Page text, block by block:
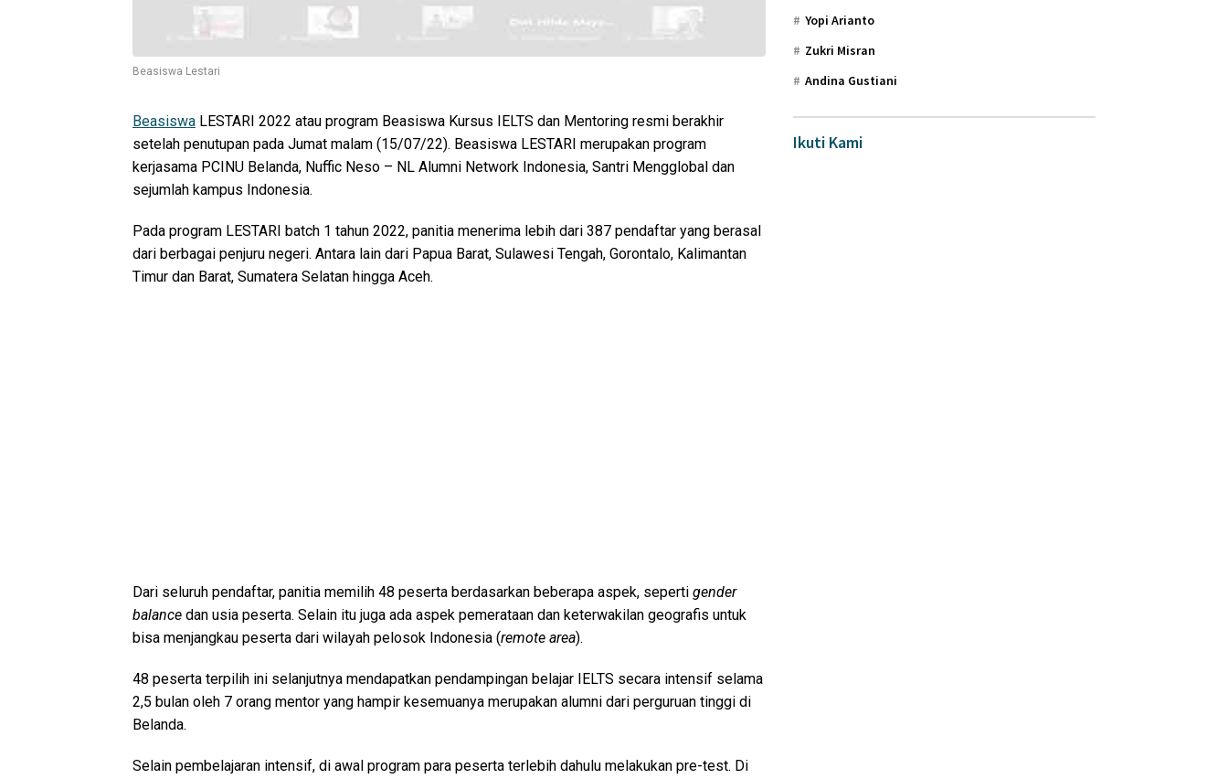
Beasiswa Lestari
Beasiswa LESTARI 2022 atau program Beasiswa Kursus IELTS dan Mentoring resmi berakhir
setelah penutupan pada Jumat malam (15/07/22). Beasiswa LESTARI merupakan program
kerjasama PCINU Belanda, Nuffic Neso – NL Alumni Network Indonesia, Santri Mengglobal dan
sejumlah kampus Indonesia.
Pada program LESTARI batch 1 tahun 2022, panitia menerima lebih dari 387 pendaftar yang berasal
dari berbagai penjuru negeri. Antara lain dari Papua Barat, Sulawesi Tengah, Gorontalo, Kalimantan
Timur dan Barat, Sumatera Selatan hingga Aceh.
Dari seluruh pendaftar, panitia memilih 48 peserta berdasarkan beberapa aspek, seperti gender
balance dan usia peserta. Selain itu juga ada aspek pemerataan dan keterwakilan geografis untuk
bisa menjangkau peserta dari wilayah pelosok Indonesia (remote area).
48 peserta terpilih ini selanjutnya mendapatkan pendampingan belajar IELTS secara intensif selama
2,5 bulan oleh 7 orang mentor yang hampir kesemuanya merupakan alumni dari perguruan tinggi di
Belanda.
Selain pembelajaran intensif, di awal program para peserta terlebih dahulu melakukan pre-test. Di
Yopi Arianto
Zukri Misran
Andina Gustiani
Ikuti Kami